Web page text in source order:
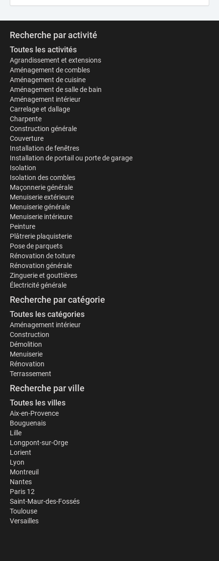
Recherche par activité
Toutes les activités
Agrandissement et extensions
Aménagement de combles
Aménagement de cuisine
Aménagement de salle de bain
Aménagement intérieur
Carrelage et dallage
Charpente
Construction générale
Couverture
Installation de fenêtres
Installation de portail ou porte de garage
Isolation
Isolation des combles
Maçonnerie générale
Menuiserie extérieure
Menuiserie générale
Menuiserie intérieure
Peinture
Plâtrerie plaquisterie
Pose de parquets
Rénovation de toiture
Rénovation générale
Zinguerie et gouttières
Électricité générale
Recherche par catégorie
Toutes les catégories
Aménagement intérieur
Construction
Démolition
Menuiserie
Rénovation
Terrassement
Recherche par ville
Toutes les villes
Aix-en-Provence
Bouguenais
Lille
Longpont-sur-Orge
Lorient
Lyon
Montreuil
Nantes
Paris 12
Saint-Maur-des-Fossés
Toulouse
Versailles